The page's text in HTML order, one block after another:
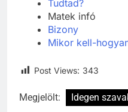
Tudtad?
Matek infó
Bizony
Mikor kell-
Post Views: 343
Megjelölt: Idegen